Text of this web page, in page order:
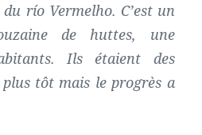
río Vermelho. C’est un
de huttes, une
Ils étaient des
tôt mais le progrès a